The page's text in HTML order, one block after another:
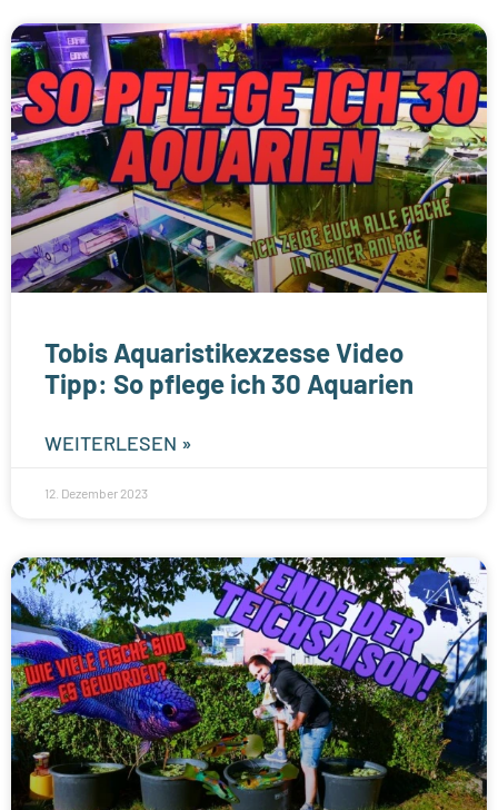
Tobis Aquaristikexzesse Video
Tipp: So pflege ich 30 Aquarien
WEITERLESEN »
12. Dezember 2023